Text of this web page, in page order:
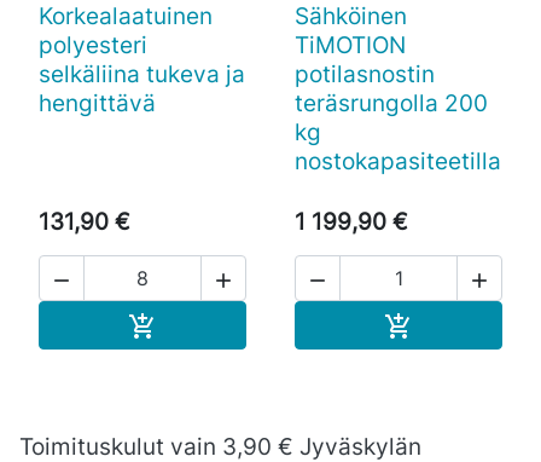
Korkealaatuinen
polyesteri
selkäliina tukeva ja
hengittävä
131,90 €
 

Sähköinen
TiMOTION
potilasnostin
teräsrungolla 200
kg
nostokapasiteetilla
1 199,90 €
 

Toimituskulut vain 3,90 € Jyväskylän